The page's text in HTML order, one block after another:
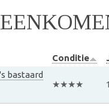
Conditie
bastaard
★★★★